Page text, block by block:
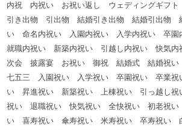
内祝 内祝い お祝い返し ウェディングギフ
引き出物 引出物 結婚引き出物 結婚引出物
い 命名内祝い 入園内祝い 入学内祝い 卒園
就職内祝い 新築内祝い 引越し内祝い 快気
次会 披露宴 お祝い 御祝 結婚式 結婚祝
七五三 入園祝い 入学祝い 卒園祝い 卒業
い 昇進祝い 新築祝い 上棟祝い 引っ越し
祝い 退職祝い 快気祝い 全快祝い 初老祝
い 喜寿祝い 傘寿祝い 米寿祝い 卒寿祝い